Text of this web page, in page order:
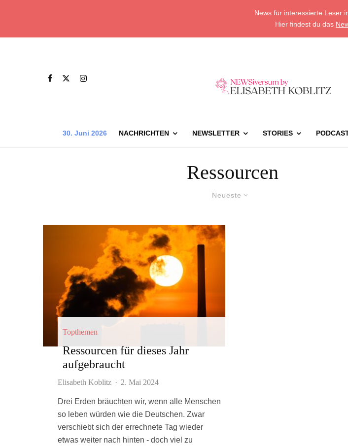
News für interessierte
Hier findest du das
30. Juni 2026 NACHRICHTEN NEWSLETTER STORIES
Ressourcen
Neueste
Topthemen
Ressourcen für dieses Jahr
aufgebraucht
Elisabeth Koblitz · 2. Mai 2024
Drei Erden bräuchten wir, wenn alle Menschen
so leben würden wie die Deutschen. Zwar
verschiebt sich der errechnete Tag wieder
etwas weiter nach hinten - doch viel zu